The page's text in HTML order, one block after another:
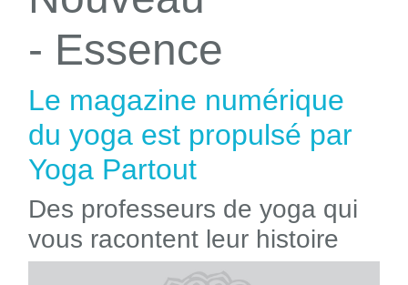
- Essence
Le magazine numérique
du yoga est propulsé par
Yoga Partout
Des professeurs de yoga qui
vous racontent leur histoire